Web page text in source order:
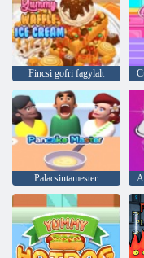
Fincsi gofri fagylalt
Palacsintamester